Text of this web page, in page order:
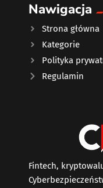
Nawigacja
Strona główna
Kategorie
Polityka
Regulamin
Fintech,